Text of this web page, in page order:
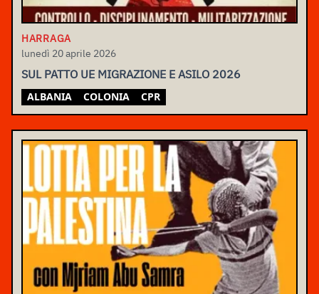
HARRAGA
lunedì 20 aprile 2026
SUL PATTO UE MIGRAZIONE E ASILO 2026
ALBANIA COLONIA CPR